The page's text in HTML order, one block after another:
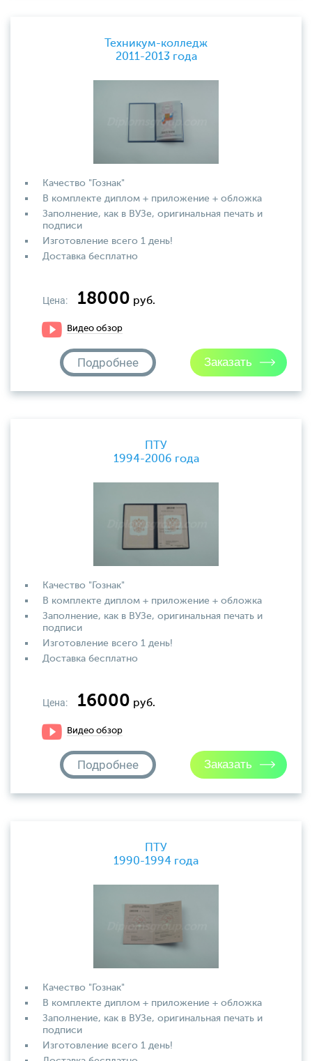
Техникум-колледж
2011-2013 года
Качество "Гознак"
В комплекте диплом + приложение + обложка
Заполнение, как в ВУЗе, оригинальная печать и
подписи
Изготовление всего 1 день!
Доставка бесплатно
Цена: 18000 руб.
Видео обзор
Подробнее
ПТУ
1994-2006 года
Качество "Гознак"
В комплекте диплом + приложение + обложка
Заполнение, как в ВУЗе, оригинальная печать и
подписи
Изготовление всего 1 день!
Доставка бесплатно
Цена: 16000 руб.
Видео обзор
Подробнее
ПТУ
1990-1994 года
Качество "Гознак"
В комплекте диплом + приложение + обложка
Заполнение, как в ВУЗе, оригинальная печать и
подписи
Изготовление всего 1 день!